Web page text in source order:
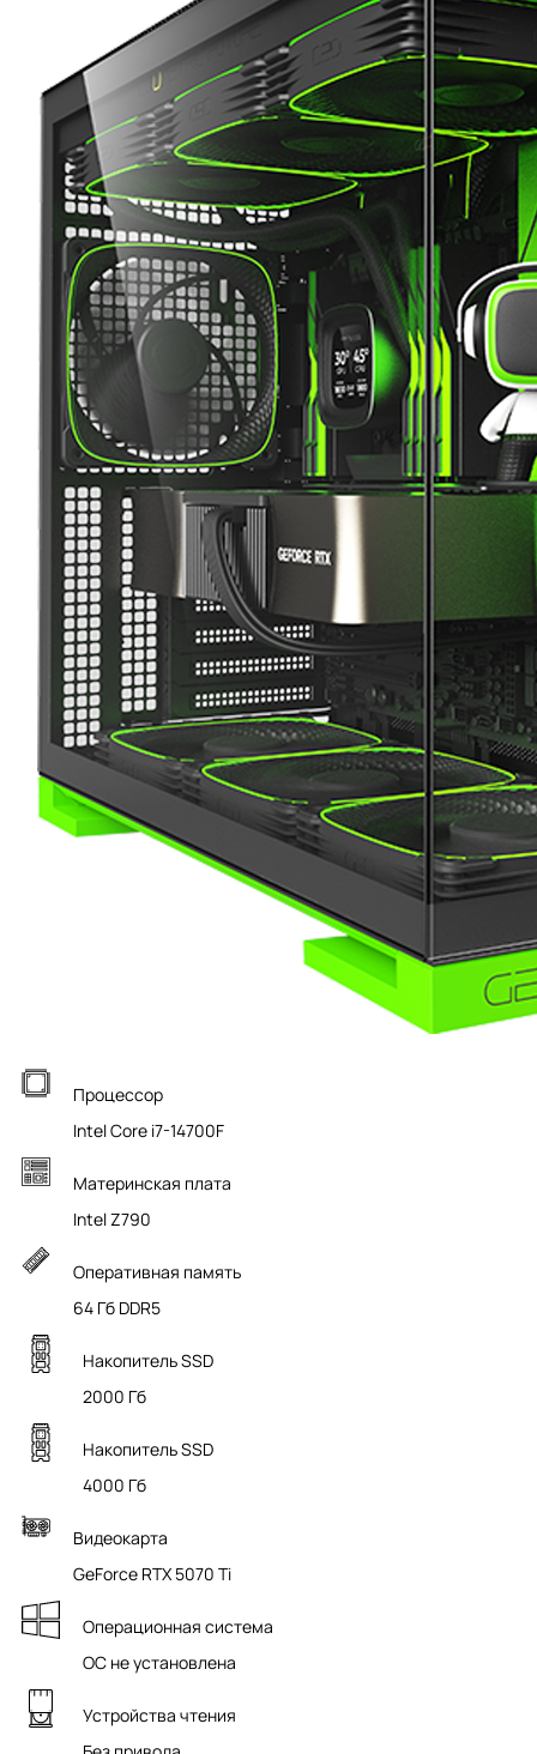
Процессор
Intel Core i7-14700F
Материнская плата
Intel Z790
Оперативная память
64 Гб DDR5
Накопитель SSD
2000 Гб
Накопитель SSD
4000 Гб
Видеокарта
GeForce RTX 5070 Ti
Операционная система
ОС не установлена
Устройства чтения